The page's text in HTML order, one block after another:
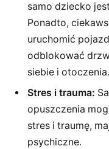
samo dziecko
Ponadto,
uruchomić
odblokować
siebie i otoczenia.
Stres i trauma:
opuszczenia
stres i traumę,
psychiczne.